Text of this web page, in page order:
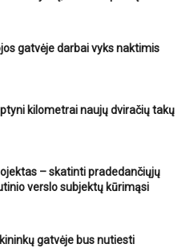
gatvėje darbai vyks naktimis
kilometrai naujų dviračių takų
– skatinti pradedančiųjų
verslo subjektų kūrimąsi
gatvėje bus nutiesti